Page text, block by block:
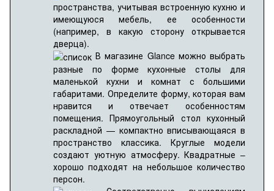
пространства, учитывая встроенную кухню и
имеющуюся мебель, ее особенности
(например, в какую сторону открывается
дверца).
В магазине Glance можно выбрать
разные по форме кухонные столы для
маленькой кухни и комнат с большими
габаритами. Определите форму, которая вам
нравится и отвечает особенностям
помещения. Прямоугольный стол кухонный
раскладной — компактно вписывающаяся в
пространство классика. Круглые модели
создают уютную атмосферу. Квадратные –
хорошо подходят на небольшое количество
персон.